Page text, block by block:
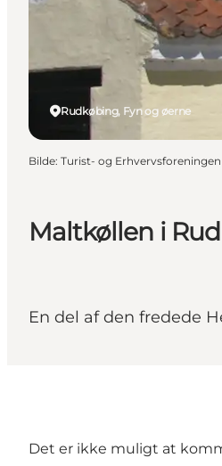
Maltkøllen i
En del af den fredede
Rudkøbing, Fyn og øerne
Bilde: Turist- og
Det er ikke muligt at